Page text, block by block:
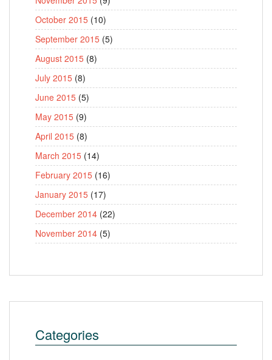
October 2015 (10)
September 2015 (5)
August 2015 (8)
July 2015 (8)
June 2015 (5)
May 2015 (9)
April 2015 (8)
March 2015 (14)
February 2015 (16)
January 2015 (17)
December 2014 (22)
November 2014 (5)
Categories